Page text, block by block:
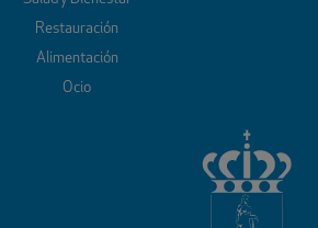
Restauración
Alimentación
Ocio